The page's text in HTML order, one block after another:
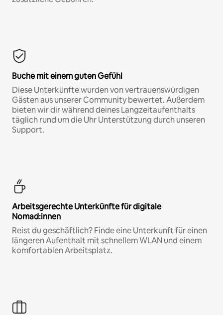
Buche mit einem guten Gefühl
Diese Unterkünfte wurden von vertrauenswürdigen
Gästen aus unserer Community bewertet. Außerdem
bieten wir dir während deines Langzeitaufenthalts
täglich rund um die Uhr Unterstützung durch unseren
Support.
Arbeitsgerechte Unterkünfte für digitale
Nomad:innen
Reist du geschäftlich? Finde eine Unterkunft für einen
längeren Aufenthalt mit schnellem WLAN und einem
komfortablen Arbeitsplatz.